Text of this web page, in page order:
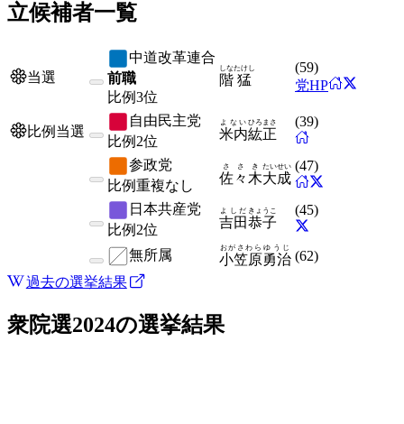
立候補者一覧
当選
中道改革連合
前職
比例3位
階
しな
猛
たけし (59)
党HP
比例当選
自由民主党
比例 2位 米内
よない
紘正
ひろまさ (39)
参政党
比例重複なし 佐々木
ささき
大成
たいせい (47)
日本共産党
比例 2位 吉田
よしだ
恭子
きょうこ (45)
無所属 小笠原
おがさわら
勇治
ゆうじ
(62)
過去の選挙結果
衆院選2024の選挙結果